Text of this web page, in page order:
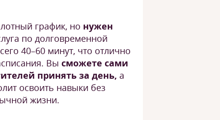
график, но нужен
по долговременной
40–60 минут, что отлично
Вы сможете сами
принять за день, а
освоить навыки без
жизни.